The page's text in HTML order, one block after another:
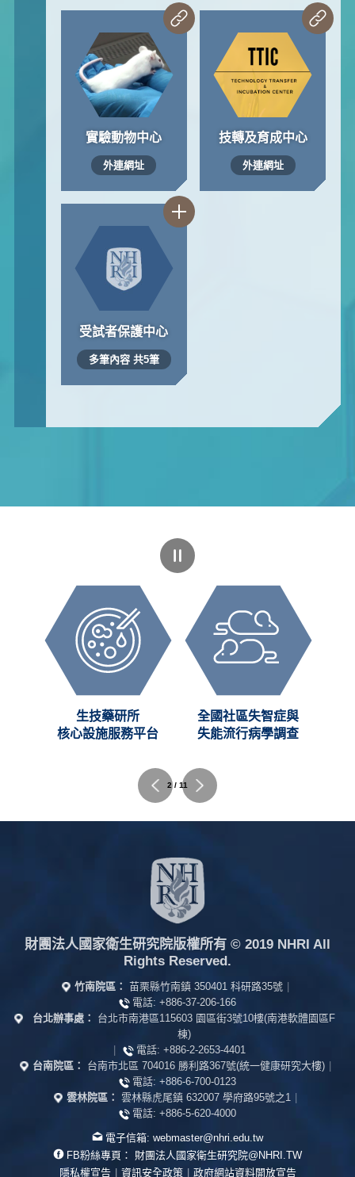
實驗動物中心
外連網址
技轉及育成中心
外連網址
受試者保護中心
多筆內容 共5筆
生技藥研所
核心設施服務平台
全國社區失智症與
失能流行病學調查
2 / 11
財團法人國家衛生研究院版權所有 © 2019 NHRI All
Rights Reserved.
竹南院區： 苗栗縣竹南鎮 350401 科研路35號
電話: +886-37-206-166
台北辦事處：
台北市南港區115603 園區街3號10樓(南港軟體園區F
棟)
電話: +886-2-2653-4401
台南院區：
台南市北區 704016 勝利路367號(統一健康研究大樓)
電話: +886-6-700-0123
雲林院區： 雲林縣虎尾鎮 632007 學府路95號之1
電話: +886-5-620-4000
電子信箱: webmaster@nhri.edu.tw
FB粉絲專頁：
財團法人國家衛生研究院@NHRI.TW
隱私權宣告
資訊安全政策 政府網站資料開放宣告